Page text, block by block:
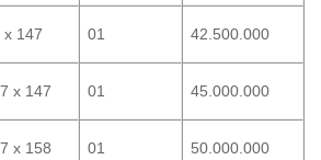
x 147 01 42.500.000
x 147 01 45.000.000
x 158 01 50.000.000